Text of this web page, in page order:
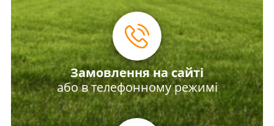
Замовлення на сайті
або в телефонному режимі